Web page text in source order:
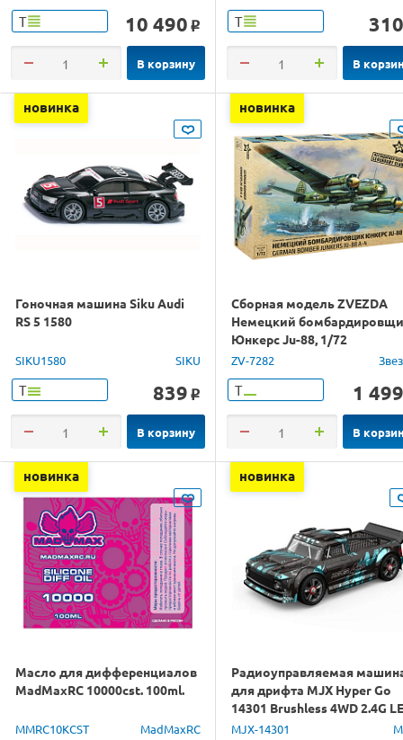
Т 10 490 o
В корзину
Т 310
В
новинка
Гоночная машина Siku Audi
RS 5 1580
SIKU1580 SIKU
Т 839 o
В корзину
новинка
Сборная модель ZVEZDA
Немецкий
Юнкерс Ju-88, 1/72
ZV-7282
Т 1 499
В
новинка
Масло для дифференциалов
MadMaxRC 10000cst. 100ml.
MMRC10KCST MadMaxRC
новинка
Радиоуправляемая
для дрифта MJX Hyper Go
14301 Brushless 4WD 2.4G
1/14 RTR
MJX-14301